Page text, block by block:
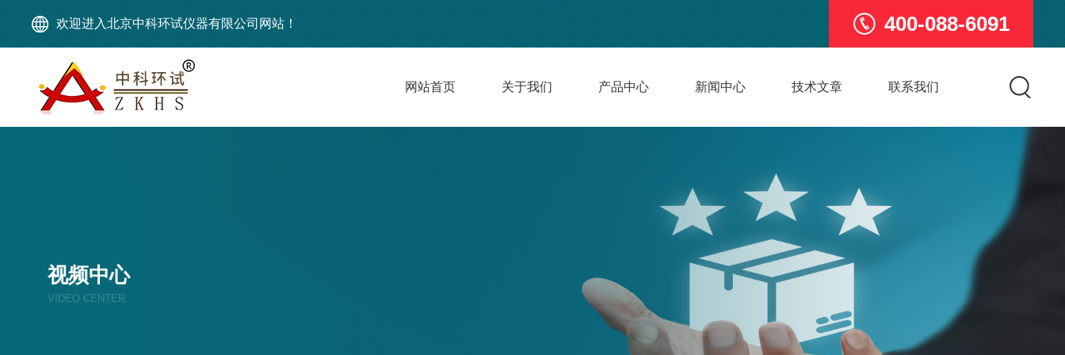
欢迎进入北京中科环试仪器有限公司网站！ 400-088-6091
网站首页 关于我们 产品中心 新闻中心 技术文章 联系我们
视频中心
VIDEO CENTER